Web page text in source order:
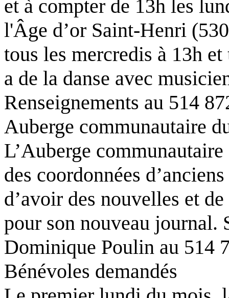
et à compter de 13h les
l'Âge d’or Saint-Henri
tous les mercredis à 13h
a de la danse avec
Renseignements au 514
Auberge communautaire
L’Auberge
des coordonnées
d’avoir des nouvelles et
pour son nouveau journal.
Dominique Poulin au 514
Bénévoles demandés